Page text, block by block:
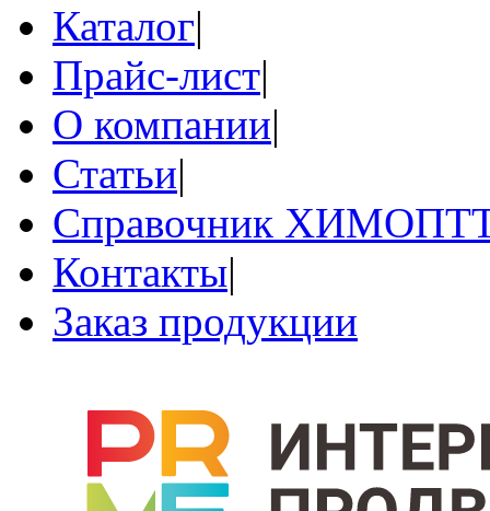
Каталог|
Прайс-лист|
О компании|
Статьи|
Справочник
Контакты|
Заказ продукции